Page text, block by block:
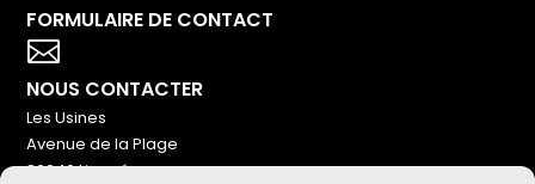
FORMULAIRE DE CONTACT

NOUS CONTACTER
Les Usines
Avenue de la Plage
86240 Ligugé